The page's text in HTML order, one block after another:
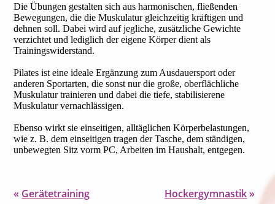
Die Übungen gestalten sich aus harmonischen, fließenden
Bewegungen, die die Muskulatur gleichzeitig kräftigen und
dehnen soll. Dabei wird auf jegliche, zusätzliche Gewichte
verzichtet und lediglich der eigene Körper dient als
Trainingswiderstand.
Pilates ist eine ideale Ergänzung zum Ausdauersport oder
anderen Sportarten, die sonst nur die große, oberflächliche
Muskulatur trainieren und dabei die tiefe, stabilisierene
Muskulatur vernachlässigen.
Ebenso wirkt sie einseitigen, alltäglichen Körperbelastungen,
wie z. B. dem einseitigen tragen der Tasche, dem ständigen,
unbewegten Sitz vorm PC, Arbeiten im Haushalt, entgegen.
« Gerätetraining Hockergymnastik »